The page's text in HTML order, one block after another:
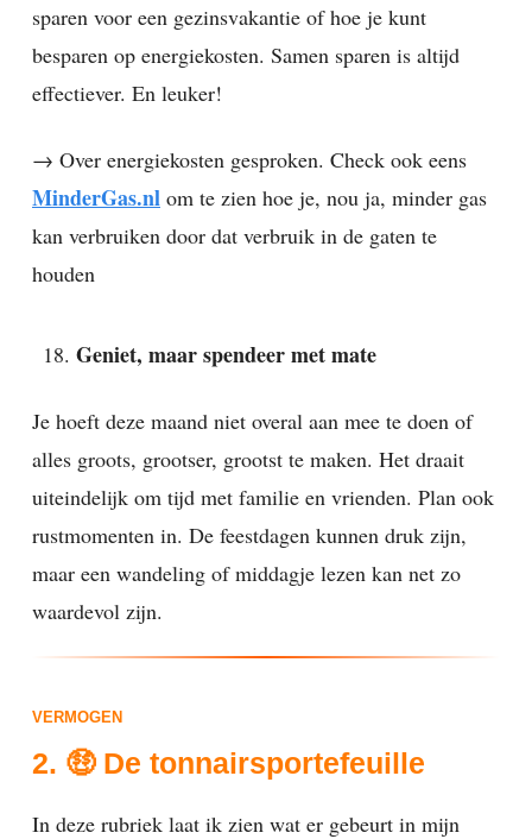
sparen voor een gezinsvakantie of hoe je kunt
besparen op energiekosten. Samen sparen is altijd
effectiever. En leuker!
→ Over energiekosten gesproken. Check ook eens
MinderGas.nl om te zien hoe je, nou ja, minder gas
kan verbruiken door dat verbruik in de gaten te
houden
Geniet, maar spendeer met mate
Je hoeft deze maand niet overal aan mee te doen of
alles groots, grootser, grootst te maken. Het draait
uiteindelijk om tijd met familie en vrienden. Plan ook
rustmomenten in. De feestdagen kunnen druk zijn,
maar een wandeling of middagje lezen kan net zo
waardevol zijn.
VERMOGEN
2. 🤑 De tonnairsportefeuille
In deze rubriek laat ik zien wat er gebeurt in mijn